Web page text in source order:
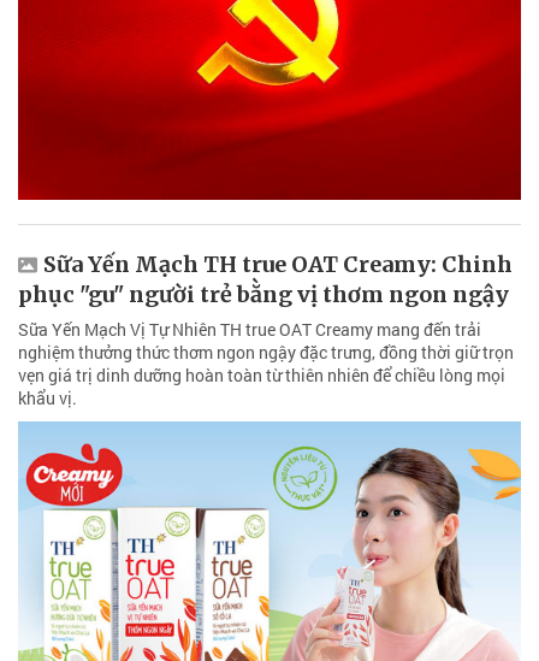
Sữa Yến Mạch TH true OAT Creamy: Chinh
phục "gu" người trẻ bằng vị thơm ngon ngậy
Sữa Yến Mạch Vị Tự Nhiên TH true OAT Creamy mang đến trải
nghiệm thưởng thức thơm ngon ngậy đặc trưng, đồng thời giữ trọn
vẹn giá trị dinh dưỡng hoàn toàn từ thiên nhiên để chiều lòng mọi
khẩu vị.